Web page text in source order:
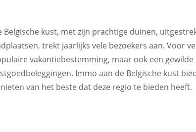
Belgische kust, met zijn prachtige duinen,
trekt jaarlijks vele bezoekers aan. Voor
vakantiebestemming, maar ook een
Immo aan de Belgische kust
van het beste dat deze regio te bieden heeft.